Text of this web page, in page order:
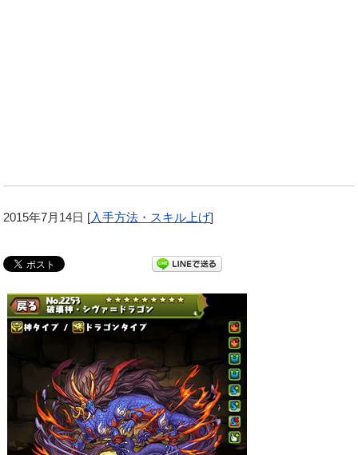
2015年7月14日 [入手方法・スキル上げ]